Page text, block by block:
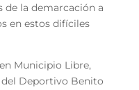
de la demarcación a
en estos difíciles
Municipio Libre,
Deportivo Benito